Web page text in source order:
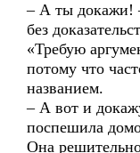
– А ты докажи!
без
«Требую
потому что
названием.
– А вот и
поспешила
Она